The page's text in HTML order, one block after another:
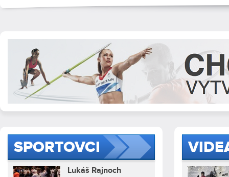
SPORTOVCI
Lukáš Rajnoch